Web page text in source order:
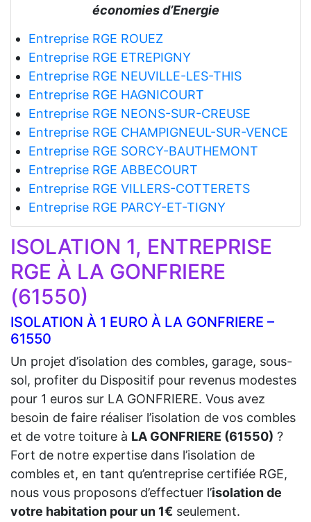
économies d’Energie
Entreprise RGE ROUEZ
Entreprise RGE ETREPIGNY
Entreprise RGE NEUVILLE-LES-THIS
Entreprise RGE HAGNICOURT
Entreprise RGE NEONS-SUR-CREUSE
Entreprise RGE CHAMPIGNEUL-SUR-VENCE
Entreprise RGE SORCY-BAUTHEMONT
Entreprise RGE ABBECOURT
Entreprise RGE VILLERS-COTTERETS
Entreprise RGE PARCY-ET-TIGNY
ISOLATION 1, ENTREPRISE
RGE À LA GONFRIERE
(61550)
ISOLATION À 1 EURO À LA GONFRIERE –
61550
Un projet d’isolation des combles, garage, sous-
sol, profiter du Dispositif pour revenus modestes
pour 1 euros sur LA GONFRIERE. Vous avez
besoin de faire réaliser l’isolation de vos combles
et de votre toiture à LA GONFRIERE (61550) ?
Fort de notre expertise dans l’isolation de
combles et, en tant qu’entreprise certifiée RGE,
nous vous proposons d’effectuer l’isolation de
votre habitation pour un 1€ seulement.